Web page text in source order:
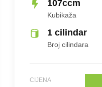
107ccm
Kubikaža
1 cilindar
Broj cilindara
CIJENA